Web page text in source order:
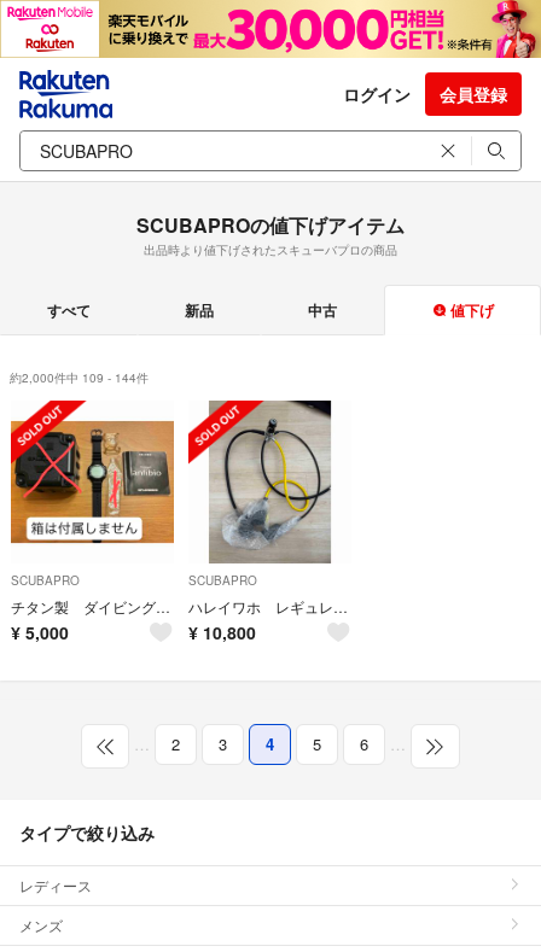
ログイン 会員登録
SCUBAPROの値下げアイテム
出品時より値下げされたスキューバプロの商品
すべて 新品 中古 値下げ
約2,000件中 109 - 144件
SCUBAPRO
チタン製 ダイビング時計 ダイビングウォッチ
¥ 5,000
SCUBAPRO
ハレイワホ レギュレーター
¥ 10,800
… 2 3 4 5 6 …
タイプで絞り込み
レディース
メンズ